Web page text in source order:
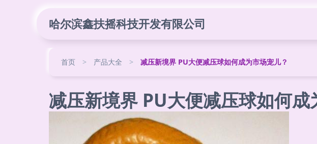
哈尔滨鑫扶摇科技开发有限公司
首页 > 产品大全 > 减压新境界 PU大便减压球如何成为市场宠儿？
减压新境界 PU大便减压球如何成